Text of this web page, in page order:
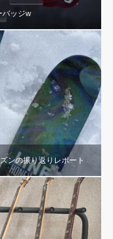
バッジw
ンの振り返りレポート